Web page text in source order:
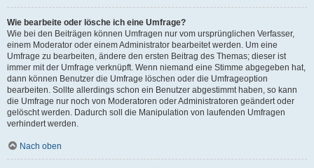
Wie bearbeite oder lösche ich eine Umfrage?
Wie bei den Beiträgen können Umfragen nur vom ursprünglichen Verfasser,
einem Moderator oder einem Administrator bearbeitet werden. Um eine
Umfrage zu bearbeiten, ändere den ersten Beitrag des Themas; dieser ist
immer mit der Umfrage verknüpft. Wenn niemand eine Stimme abgegeben hat,
dann können Benutzer die Umfrage löschen oder die Umfrageoption
bearbeiten. Sollte allerdings schon ein Benutzer abgestimmt haben, so kann
die Umfrage nur noch von Moderatoren oder Administratoren geändert oder
gelöscht werden. Dadurch soll die Manipulation von laufenden Umfragen
verhindert werden.
Nach oben